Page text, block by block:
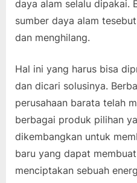
daya alam selalu dipakai.
sumber daya alam
dan menghilang.
Hal ini yang harus bisa
dan dicari solusinya.
perusahaan barata telah
berbagai produk pilihan
dikembangkan untuk
baru yang dapat
menciptakan sebuah